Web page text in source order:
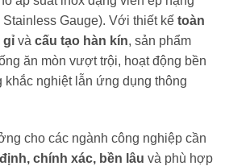
Gauge). Với thiết kế toàn
gỉ và cấu tạo hàn kín, sản phẩm
ăn mòn vượt trội, hoạt động bền
khắc nghiệt lẫn ứng dụng thông
cho các ngành công nghiệp cần
chính xác, bền lâu và phù hợp